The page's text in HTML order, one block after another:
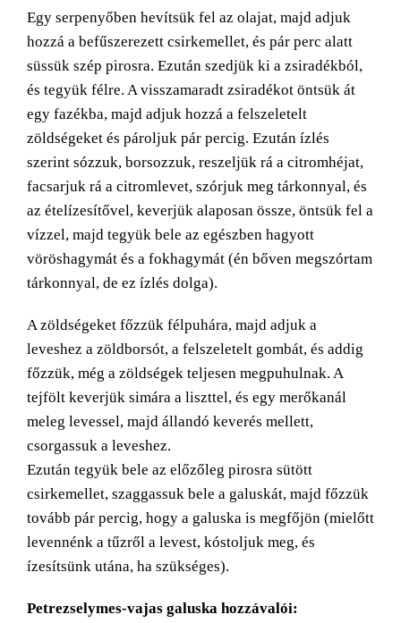
Egy serpenyőben hevítsük fel az olajat, majd adjuk
hozzá a befűszerezett csirkemellet, és pár perc alatt
süssük szép pirosra. Ezután szedjük ki a zsiradékból,
és tegyük félre. A visszamaradt zsiradékot öntsük át
egy fazékba, majd adjuk hozzá a felszeletelt
zöldségeket és pároljuk pár percig. Ezután ízlés
szerint sózzuk, borsozzuk, reszeljük rá a citromhéjat,
facsarjuk rá a citromlevet, szórjuk meg tárkonnyal, és
az ételízesítővel, keverjük alaposan össze, öntsük fel a
vízzel, majd tegyük bele az egészben hagyott
vöröshagymát és a fokhagymát (én bőven megszórtam
tárkonnyal, de ez ízlés dolga).
A zöldségeket főzzük félpuhára, majd adjuk a
leveshez a zöldborsót, a felszeletelt gombát, és addig
főzzük, még a zöldségek teljesen megpuhulnak. A
tejfölt keverjük simára a liszttel, és egy merőkanál
meleg levessel, majd állandó keverés mellett,
csorgassuk a leveshez.
Ezután tegyük bele az előzőleg pirosra sütött
csirkemellet, szaggassuk bele a galuskát, majd főzzük
tovább pár percig, hogy a galuska is megfőjön (mielőtt
levennénk a tűzről a levest, kóstoljuk meg, és
ízesítsünk utána, ha szükséges).
Petrezselymes-vajas galuska hozzávalói: